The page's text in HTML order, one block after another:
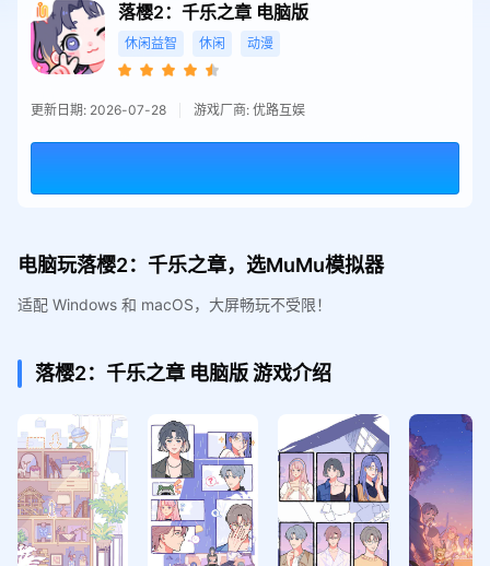
落樱2：千乐之章 电脑版
休闲益智 休闲 动漫
更新日期: 2026-07-28 游戏厂商: 优路互娱
电脑玩落樱2：千乐之章，选MuMu模拟器
适配 Windows 和 macOS，大屏畅玩不受限！
落樱2：千乐之章 电脑版游戏介绍